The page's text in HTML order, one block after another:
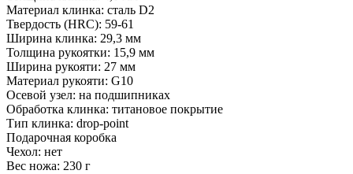
Материал клинка: сталь D2
Твердость (HRC): 59-61
Ширина клинка: 29,3 мм
Толщина рукоятки: 15,9 мм
Ширина рукояти: 27 мм
Материал рукояти: G10
Осевой узел: на подшипниках
Обработка клинка: титановое покрытие
Тип клинка: drop-point
Подарочная коробка
Чехол: нет
Вес ножа: 230 г